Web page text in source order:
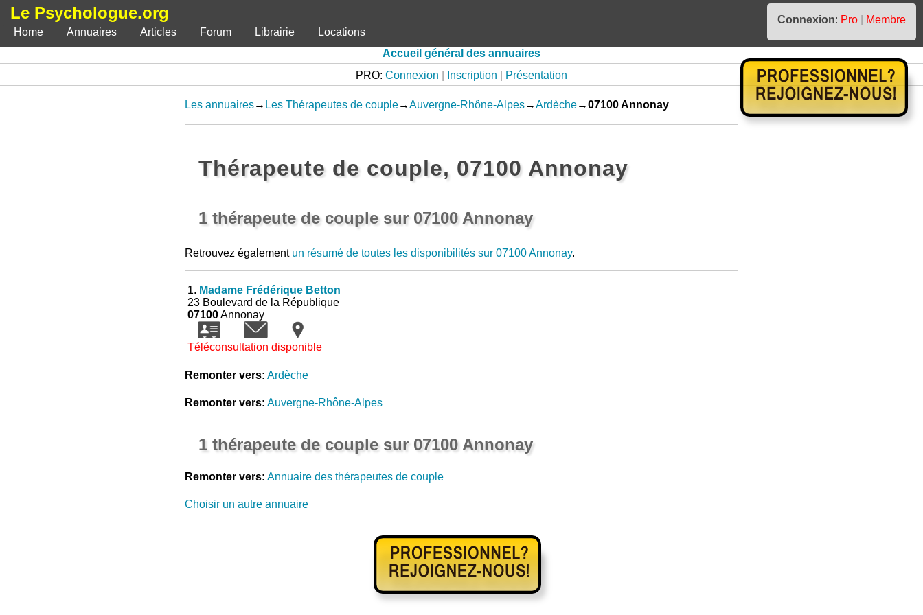
Le Psychologue.org Connexion: Pro
Membre
Home
Annuaires Articles Forum Librairie
Locations
Accueil général des annuaires
PRO: Connexion Inscription Présentation
Les annuaires→ Les Thérapeutes de couple→Auvergne-Rhône-Alpes→Ardèche→07100 Annonay
Thérapeute de couple, 07100 Annonay
1 thérapeute de couple sur 07100 Annonay
Retrouvez également un résumé de toutes les disponibilités sur 07100 Annonay.
1. Madame Frédérique Betton
23 Boulevard de la République
07100Annonay
Téléconsultation disponible
Remonter vers: Ardèche
Remonter vers: Auvergne-Rhône-Alpes
1 thérapeute de couple sur 07100 Annonay
Remonter vers: Annuaire des thérapeutes de couple
Choisir un autre annuaire